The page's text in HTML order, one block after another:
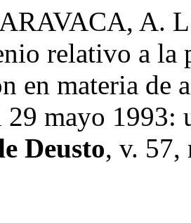
A.
relativo a la
en materia de
29 mayo 1993:
Deusto, v. 57,